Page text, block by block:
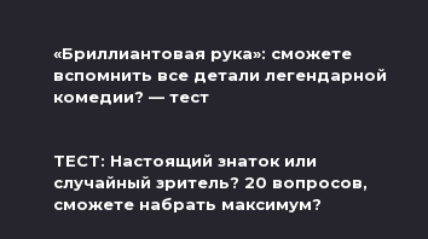
«Бриллиантовая рука»: сможете
вспомнить все детали легендарной
комедии? — тест
ТЕСТ: Настоящий знаток или
случайный зритель? 20 вопросов,
сможете набрать максимум?